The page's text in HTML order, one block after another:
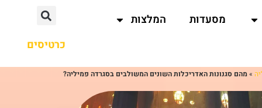
מסעדות
המלצות
כרטיסים
»מהם סגנונות האדריכלות השונים המשולבים בסגרדה פמיליה?